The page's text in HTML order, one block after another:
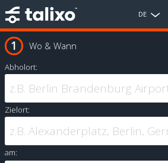
DE
Wo & Wann
Abholort:
Zielort:
am: